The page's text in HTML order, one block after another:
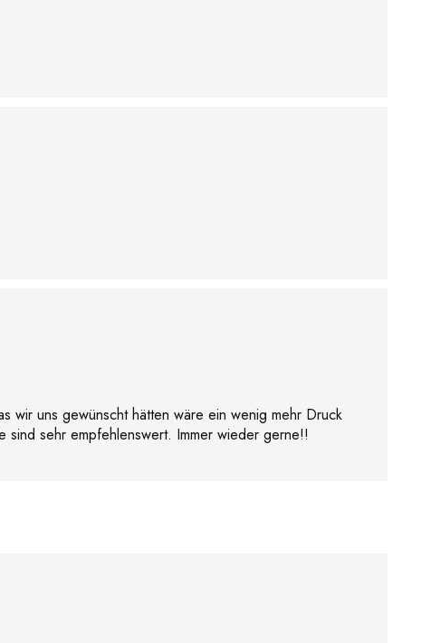
wir uns gewünscht hätten wäre ein wenig mehr Druck
sind sehr empfehlenswert. Immer wieder gerne!!